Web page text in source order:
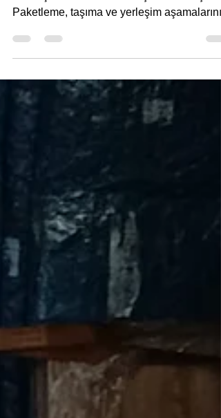
Nakliyat
Ev taşımak, doğru firma ile çalışıldığında
karmaşık ve stresli bir süreç olmaktan çıkar.
profesyonelce yönetilmesi; zaman kaybını,
eşya hasarını ve belirsizliği ortadan kaldırır.
TaşırızBiz Evden Eve Nakliyat, bu süreci
Saatte – Paketle • Taşın • Yerleş.
www.tasirizbiz.com incelendiğinde, firmanın
hizmetlerini net, anlaşılır ve müşteri
ihtiyaçlarına odaklı bir şekilde sunduğu
görülmekte